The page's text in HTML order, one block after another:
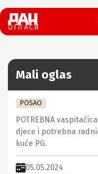
ОГЛАСИ
Mali oglas
POSAO
POTREBNA
djece i potrebna
kuće PG.
05.05.2024